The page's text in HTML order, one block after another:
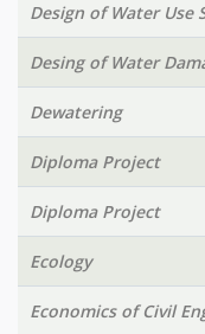
Design of Water Use
Desing of Water
Dewatering
Diploma Project
Diploma Project
Ecology
Economics of Civil